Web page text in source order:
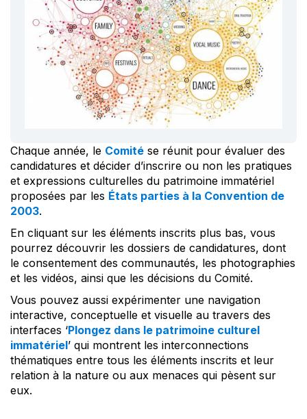
Chaque année, le Comité se réunit pour évaluer des
candidatures et décider d’inscrire ou non les pratiques
et expressions culturelles du patrimoine immatériel
proposées par les États parties à la Convention de
2003.
En cliquant sur les éléments inscrits plus bas, vous
pourrez découvrir les dossiers de candidatures, dont
le consentement des communautés, les photographies
et les vidéos, ainsi que les décisions du Comité.
Vous pouvez aussi expérimenter une navigation
interactive, conceptuelle et visuelle au travers des
interfaces ‘Plongez dans le patrimoine culturel
immatériel’ qui montrent les interconnections
thématiques entre tous les éléments inscrits et leur
relation à la nature ou aux menaces qui pèsent sur
eux.